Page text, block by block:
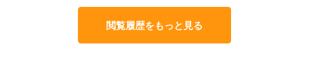
閲覧履歴をもっと見る